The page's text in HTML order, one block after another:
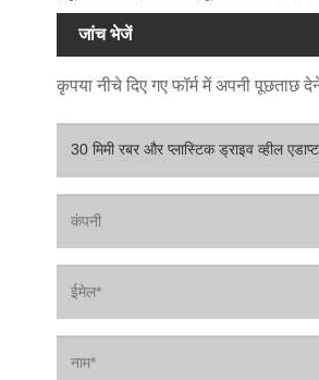
जांच भेजें
कृपया नीचे दिए गए फॉर्म में अपनी